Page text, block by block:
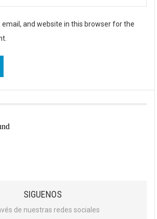
email, and website in this browser for the
SIGUENOS
de nuestras redes sociales